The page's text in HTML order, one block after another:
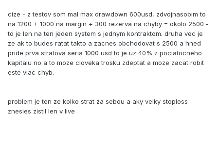
cize - z testov som mal max drawdown 600usd, zdvojnasobim to
na 1200 + 1000 na margin + 300 rezerva na chyby = okolo 2500 -
to je len na ten jeden system s jednym kontraktom. druha vec je
ze ak to budes ratat takto a zacnes obchodovat s 2500 a hned
pride prva stratova seria 1000 usd to je uz 40% z pociatocneho
kapitalu no a to moze cloveka trosku zdeptat a moze zacat robit
este viac chyb.
problem je ten ze kolko strat za sebou a aky velky stoploss
znesies zistil len v live